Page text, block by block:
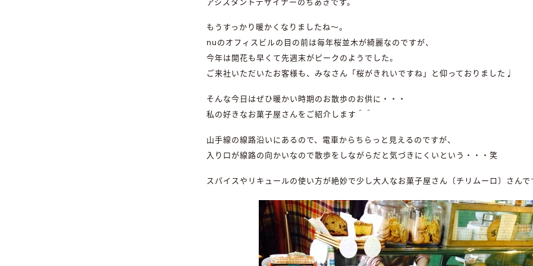
もうすっかり暖かくなりましたね〜。
nuのオフィスビルの目の前は毎年桜並木が綺麗なのですが、
今年は開花も早くて先週末がピークのようでした。
ご来社いただいたお客様も、みなさん「桜がきれいですね」と仰っておりました♩
そんな今日はぜひ暖かい時期のお散歩のお供に・・・
私の好きなお菓子屋さんをご紹介します＾＾
山手線の線路沿いにあるので、電車からちらっと見えるのですが、
入り口が線路の向かいなので散歩をしながらだと気づきにくいという・・・笑
スパイスやリキュールの使い方が絶妙で少し大人なお菓子屋さん〔チリムーロ〕さん